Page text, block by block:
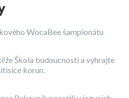
WocaBee šampionátu
Škola budoucnosti a vyhrajte
korun.